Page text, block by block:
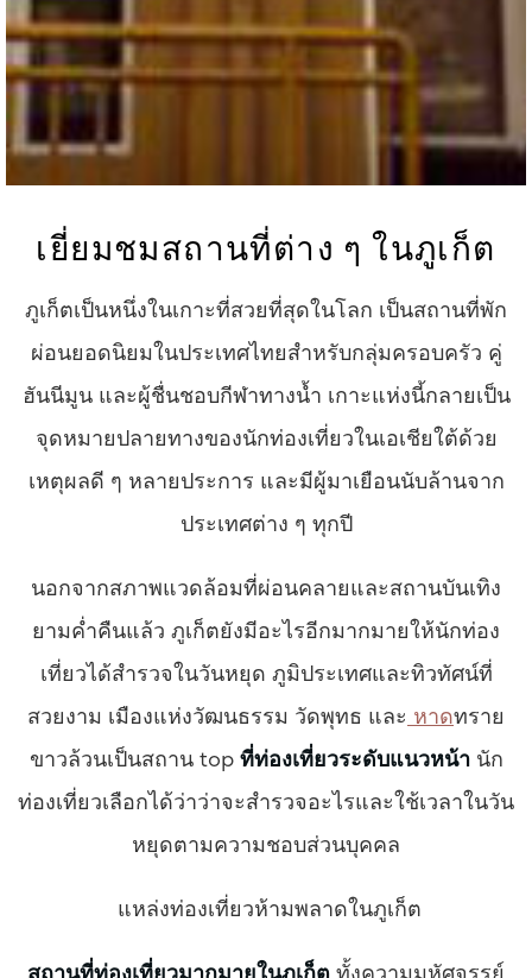
เยี่ยมชมสถานที่ต่าง ๆ ในภูเก็ต
ภูเก็ตเป็นหนึ่งในเกาะที่สวยที่สุดในโลก เป็นสถานที่พัก
ผ่อนยอดนิยมในประเทศไทยสำหรับกลุ่มครอบครัว คู่
ฮันนีมูน และผู้ชื่นชอบกีฬาทางน้ำ เกาะแห่งนี้กลายเป็น
จุดหมายปลายทางของนักท่องเที่ยวในเอเชียใต้ด้วย
เหตุผลดี ๆ หลายประการ และมีผู้มาเยือนนับล้านจาก
ประเทศต่าง ๆ ทุกปี
นอกจากสภาพแวดล้อมที่ผ่อนคลายและสถานบันเทิง
ยามค่ำคืนแล้ว ภูเก็ตยังมีอะไรอีกมากมายให้นักท่อง
เที่ยวได้สำรวจในวันหยุด ภูมิประเทศและทิวทัศน์ที่
สวยงาม เมืองแห่งวัฒนธรรม วัดพุทธ และ หาดทราย
ขาวล้วนเป็นสถานtopที่ท่องเที่ยวระดับแนวหน้า นัก
ท่องเที่ยวเลือกได้ว่าว่าจะสำรวจอะไรและใช้เวลาในวัน
หยุดตามความชอบส่วนบุคคล
แหล่งท่องเที่ยวห้ามพลาดในภูเก็ต